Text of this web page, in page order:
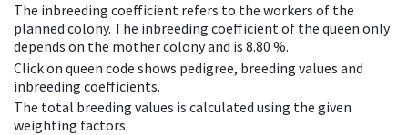
The inbreeding coefficient refers to the workers of the
planned colony. The inbreeding coefficient of the queen only
depends on the mother colony and is 8.80 %.
Click on queen code shows pedigree, breeding values and
inbreeding coefficients.
The total breeding values is calculated using the given
weighting factors.